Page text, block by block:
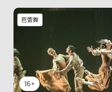
16+
芭蕾舞